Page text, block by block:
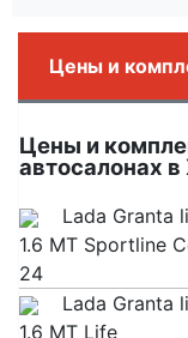
Цены и
Цены и
автосалонах
Lada Granta
1.6 MT Sportline
24
Lada Granta
1.6 MT Life